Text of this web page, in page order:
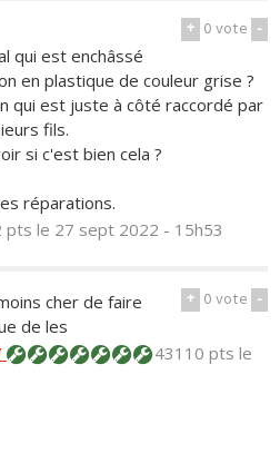
+ 0vote -
qui est enchâssé
en plastique de couleur grise ?
qui est juste à côté raccordé par
fils.
si c'est bien cela ?
réparations.
ptsle 27 sept 2022 - 15h53
+ 0vote -
cher de faire
de les
43110 ptsle